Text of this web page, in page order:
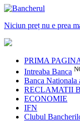
Niciun preț nu e prea
PRIMA
Intreaba Banca
Banca
RECLAMATII
ECONOMIE
IFN
Clubul